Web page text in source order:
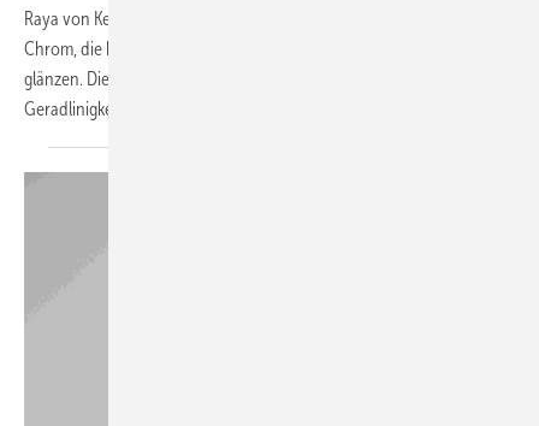
Raya von Kermi sind es die Griffe, Gelenke und Verbindungen in
Chrom, die bei der neuen Ausführung mit silbermatten Profilen
glänzen. Die Duschkabinenserie zeichnet sich durch eine schlanke
Geradlinigkeit aus. Mit